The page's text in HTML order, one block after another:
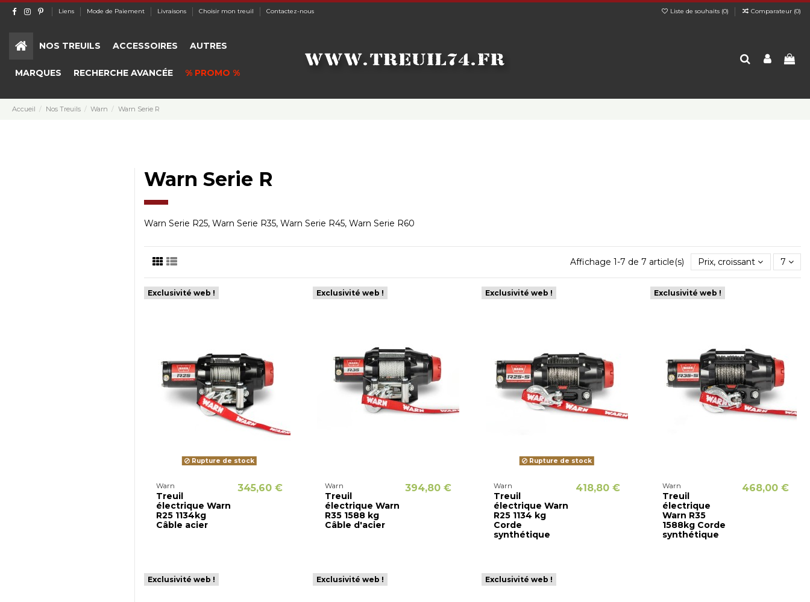
Liens Mode de Paiement Livraisons Choisir mon treuil Contactez-nous Liste de souhaits (0) Comparateur (0)
NOS TREUILS ACCESSOIRES AUTRES
MARQUES RECHERCHE AVANCÉE % PROMO %
Accueil Nos Treuils Warn Warn Serie R
Warn Serie R
Warn Serie R25, Warn Serie R35, Warn Serie R45, Warn Serie R60
Affichage 1-7 de 7 article(s) Prix, croissant 7
Exclusivité web !
Rupture de stock
Warn
Treuil
électrique Warn
R25 1134kg
Câble acier
345,60 €
Exclusivité web !
Warn
Treuil
électrique Warn
R35 1588 kg
Câble d'acier
394,80 €
Exclusivité web !
Rupture de stock
Warn
Treuil
électrique Warn
R25 1134 kg
Corde
synthétique
418,80 €
Exclusivité web !
Warn
Treuil
électrique
Warn R35
1588kg Corde
synthétique
468,00 €
Exclusivité web ! Exclusivité web ! Exclusivité web !